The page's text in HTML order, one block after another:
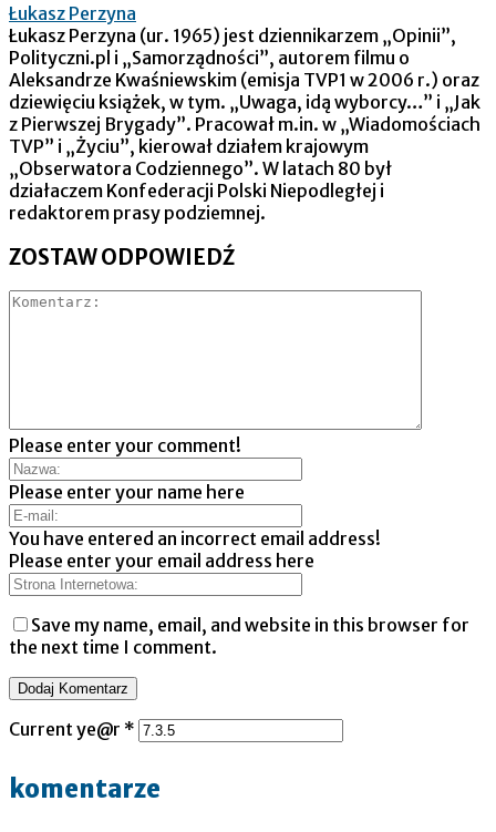
Łukasz Perzyna
Łukasz Perzyna (ur. 1965) jest dziennikarzem „Opinii”,
Polityczni.pl i „Samorządności”, autorem filmu o
Aleksandrze Kwaśniewskim (emisja TVP1 w 2006 r.) oraz
dziewięciu książek, w tym. „Uwaga, idą wyborcy…” i „Jak
z Pierwszej Brygady”. Pracował m.in. w „Wiadomościach
TVP” i „Życiu”, kierował działem krajowym
„Obserwatora Codziennego”. W latach 80 był
działaczem Konfederacji Polski Niepodległej i
redaktorem prasy podziemnej.
ZOSTAW ODPOWIEDŹ
Please enter your comment!
Please enter your name here
You have entered an incorrect email address!
Please enter your email address here
Save my name, email, and website in this browser for
the next time I comment.
Current ye@r *
komentarze